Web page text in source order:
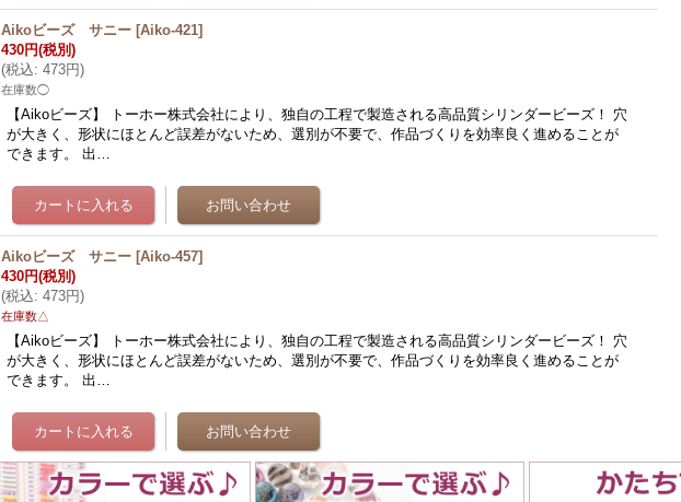
Aikoビーズ サニー [Aiko-421]
430円(税別)
(税込: 473円)
在庫数◯
【Aikoビーズ】 トーホー株式会社により、独自の工程で製造される高品質シリンダービーズ！ 穴
が大きく、形状にほとんど誤差がないため、選別が不要で、作品づくりを効率良く進めることが
できます。 出…
Aikoビーズ サニー [Aiko-457]
430円(税別)
(税込: 473円)
在庫数△
【Aikoビーズ】 トーホー株式会社により、独自の工程で製造される高品質シリンダービーズ！ 穴
が大きく、形状にほとんど誤差がないため、選別が不要で、作品づくりを効率良く進めることが
できます。 出…